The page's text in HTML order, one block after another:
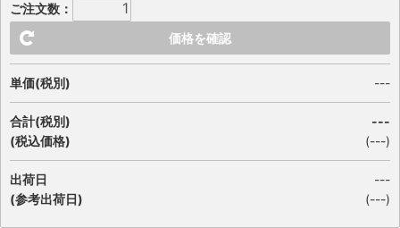
ご注文数：
価格を確認
単価(税別) ---
合計(税別)
(税込価格)
---
(---)
出荷日
(参考出荷日)
---
(---)